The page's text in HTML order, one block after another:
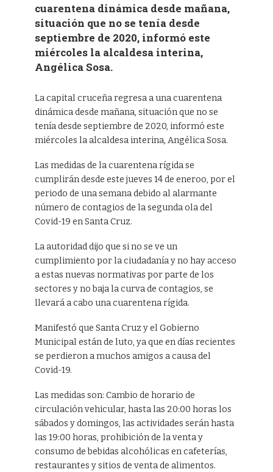
cuarentena dinámica desde mañana,
situación que no se tenía desde
septiembre de 2020, informó este
miércoles la alcaldesa interina,
Angélica Sosa.
La capital cruceña regresa a una cuarentena
dinámica desde mañana, situación que no se
tenía desde septiembre de 2020, informó este
miércoles la alcaldesa interina, Angélica Sosa.
Las medidas de la cuarentena rígida se
cumplirán desde este jueves 14 de eneroo, por el
periodo de una semana debido al alarmante
número de contagios de la segunda ola del
Covid-19 en Santa Cruz.
La autoridad dijo que si no se ve un
cumplimiento por la ciudadanía y no hay acceso
a estas nuevas normativas por parte de los
sectores y no baja la curva de contagios, se
llevará a cabo una cuarentena rígida.
Manifestó que Santa Cruz y el Gobierno
Municipal están de luto, ya que en días recientes
se perdieron a muchos amigos a causa del
Covid-19.
Las medidas son: Cambio de horario de
circulación vehicular, hasta las 20:00 horas los
sábados y domingos, las actividades serán hasta
las 19:00 horas, prohibición de la venta y
consumo de bebidas alcohólicas en cafeterías,
restaurantes y sitios de venta de alimentos.